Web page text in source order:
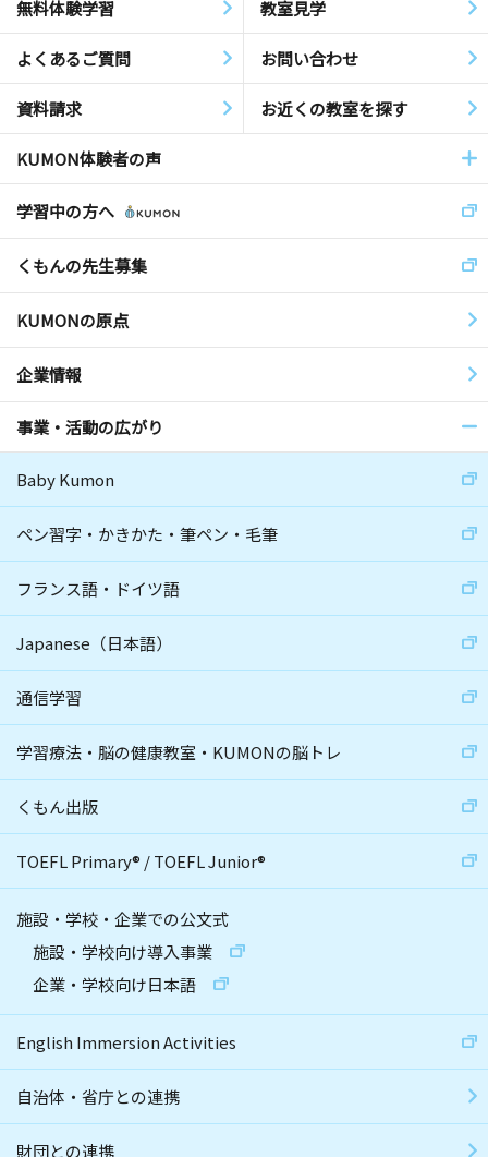
無料体験学習 教室見学
よくあるご質問 お問い合わせ
資料請求 お近くの教室を探す
KUMON体験者の声
学習中の方へ
くもんの先生募集
KUMONの原点
企業情報
事業・活動の広がり
Baby Kumon
ペン習字・かきかた・筆ペン・毛筆
フランス語・ドイツ語
Japanese（日本語）
通信学習
学習療法・脳の健康教室・KUMONの脳トレ
くもん出版
TOEFL Primary® /TOEFL Junior®
施設・学校・企業での公文式
施設・学校向け導入事業
企業・学校向け日本語
English Immersion Activities
自治体・省庁との連携
財団との連携